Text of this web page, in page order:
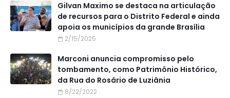
Gilvan Maximo se destaca na articulação
de recursos para o Distrito Federal e ainda
apoia os municípios da grande Brasília
2/15/2025
Marconi anuncia compromisso pelo
tombamento, como Patrimônio Histórico,
da Rua do Rosário de Luziânia
8/22/2022